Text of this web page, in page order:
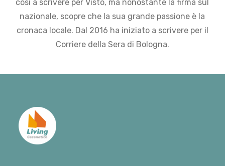
così a scrivere per Visto, ma nonostante la firma sul
nazionale, scopre che la sua grande passione è la
cronaca locale. Dal 2016 ha iniziato a scrivere per il
Corriere della Sera di Bologna.